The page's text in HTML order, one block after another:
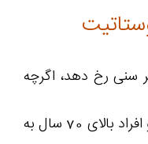
سنی رخ دهد، اگرچه
بروز در افراد بین 20 تا 40 سال و افراد بالای 70 سال به